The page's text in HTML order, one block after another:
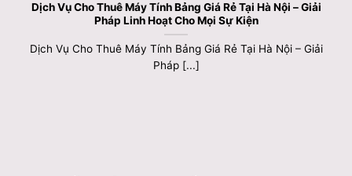
Dịch Vụ Cho Thuê Máy Tính Bảng Giá Rẻ Tại Hà Nội – Giải
Pháp Linh Hoạt Cho Mọi Sự Kiện
Dịch Vụ Cho Thuê Máy Tính Bảng Giá Rẻ Tại Hà Nội – Giải
Pháp [...]